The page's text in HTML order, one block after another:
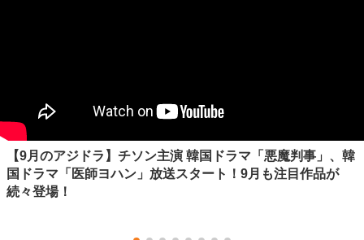
【9月のアジドラ】チソン主演 韓国ドラマ「悪魔判事」、韓
国ドラマ「医師ヨハン」放送スタート！9月も注目作品が
続々登場！